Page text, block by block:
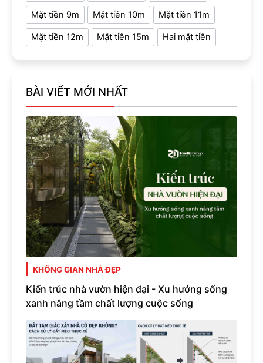
Mặt tiền 9m Mặt tiền 10m Mặt tiền 11m
Mặt tiền 12m Mặt tiền 15m Hai mặt tiền
BÀI VIẾT MỚI NHẤT
KHÔNG GIAN NHÀ ĐẸP
Kiến trúc nhà vườn hiện đại - Xu hướng sống
xanh nâng tầm chất lượng cuộc sống